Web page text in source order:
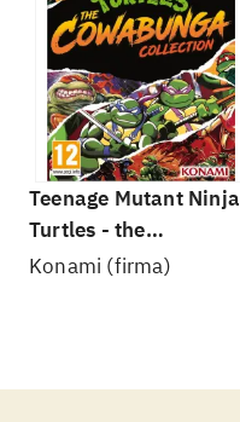
Teenage Mutant Ninja
Turtles - the
cowabunga collection
Konami (firma)